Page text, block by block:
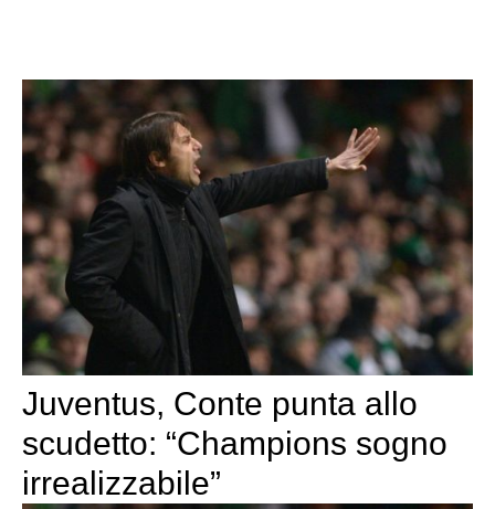
Juventus, Conte punta allo
scudetto: “Champions sogno
irrealizzabile”